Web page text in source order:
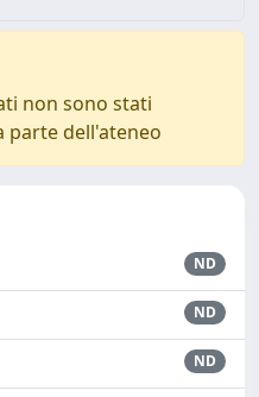
non sono stati
parte dell'ateneo
ND
ND
ND